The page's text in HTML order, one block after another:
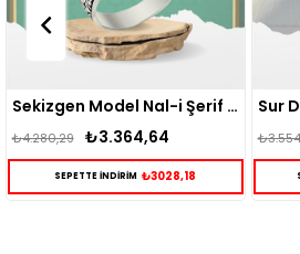
Sekizgen Model Nal-i Şerif Sembollü Gümüş Erkek Yüzük
Sur Desenli Nal-i Şerif Sembollü Gümüş Erkek Yüzük
₺2.747,60
₺3.554,70
SEPETTE İNDİRİM ₺2472,84